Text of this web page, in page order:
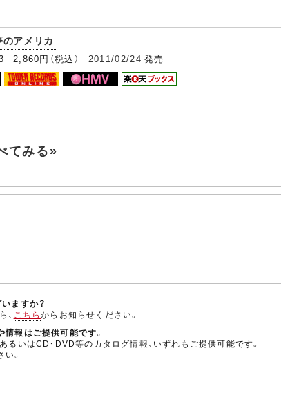
アメリカ
2,860円（税込） 2011/02/24 発売
てみる»
ますか？
、 こちらからお知らせください。
報はご提供可能です。
るいはCD・DVD等のカタログ情報、いずれもご提供可能です。
。